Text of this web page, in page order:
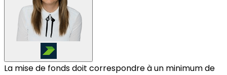
La mise de fonds doit correspondre à un minimum de